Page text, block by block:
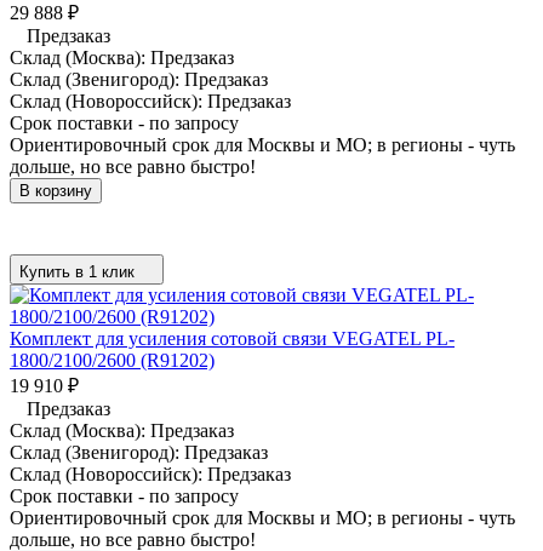
29 888 ₽
Предзаказ
Склад (Москва): Предзаказ
Склад (Звенигород): Предзаказ
Склад (Новороссийск): Предзаказ
Срок поставки - по запросу
Ориентировочный срок для Москвы и МО; в регионы - чуть
дольше, но все равно быстро!
В корзину
Купить в 1 клик
Комплект для усиления сотовой связи VEGATEL PL-
1800/2100/2600 (R91202)
19 910 ₽
Предзаказ
Склад (Москва): Предзаказ
Склад (Звенигород): Предзаказ
Склад (Новороссийск): Предзаказ
Срок поставки - по запросу
Ориентировочный срок для Москвы и МО; в регионы - чуть
дольше, но все равно быстро!